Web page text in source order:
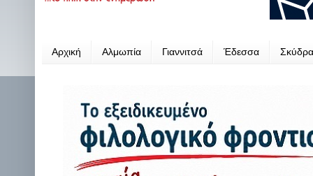
Αρχική Αλμωπία Γιαννιτσά Έδεσσα Σκύδρα